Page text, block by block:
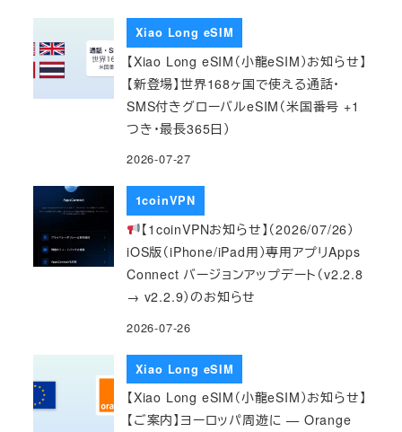
Xiao Long eSIM
【Xiao Long eSIM（小龍eSIM）お知らせ】
【新登場】世界168ヶ国で使える通話・
SMS付きグローバルeSIM（米国番号 +1
つき・最長365日）
2026-07-27
1coinVPN
【1coinVPNお知らせ】（2026/07/26）
iOS版（iPhone/iPad用）専用アプリApps
Connect バージョンアップデート（v2.2.8
→ v2.2.9）のお知らせ
2026-07-26
Xiao Long eSIM
【Xiao Long eSIM（小龍eSIM）お知らせ】
【ご案内】ヨーロッパ周遊に — Orange